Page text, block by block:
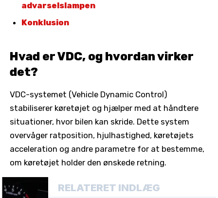
advarselslampen
Konklusion
Hvad er VDC, og hvordan virker
det?
VDC-systemet (Vehicle Dynamic Control)
stabiliserer køretøjet og hjælper med at håndtere
situationer, hvor bilen kan skride. Dette system
overvåger ratposition, hjulhastighed, køretøjets
acceleration og andre parametre for at bestemme,
om køretøjet holder den ønskede retning.
RELATERET INDLÆG